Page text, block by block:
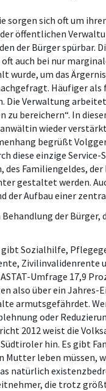
sorgen sich oft um
öffentlichen
der Bürger spürbar.
auch bei nur
um das
Häufiger als
Die Verwaltung
zu bereichern“. In
wieder
begrüßt
diese einzige
Familiengeldes,
gestaltet werden.
der Aufbau einer
der Bürger,
Sozialhilfe,
Zivilinvalidenrente
Umfrage 17,9
also über ein Jahres-
armutsgefährdet.
oder
2012 weist die
hin. Es gibt
Mutter leben müssen,
natürlich
die trotz